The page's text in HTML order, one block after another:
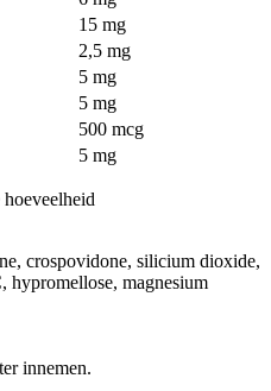
15 mg
2,5 mg
5 mg
5 mg
500 mcg
5 mg
crospovidone, silicium dioxide,
magnesium
innemen.